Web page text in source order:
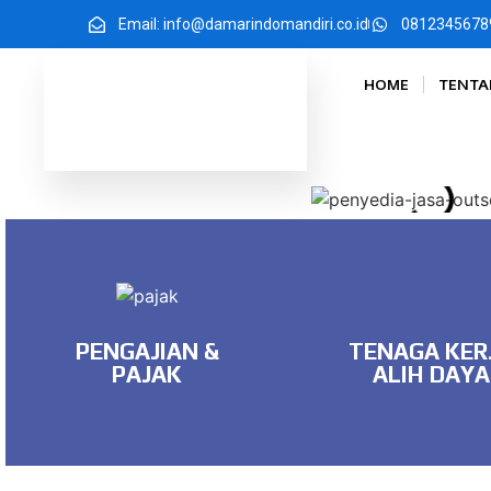
Email: info@damarindomandiri.co.id
HOME
PENGAJIAN &
PAJAK
Read More
TENAGA
ALIH DAYA
Read More